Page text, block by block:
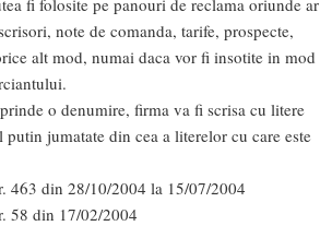
note de comanda, tarife, prospecte,
alt mod, numai daca vor fi insotite in mod
o denumire, firma va fi scrisa cu litere
putin jumatate din cea a literelor cu care este
463 din 28/10/2004 la 15/07/2004
58 din 17/02/2004